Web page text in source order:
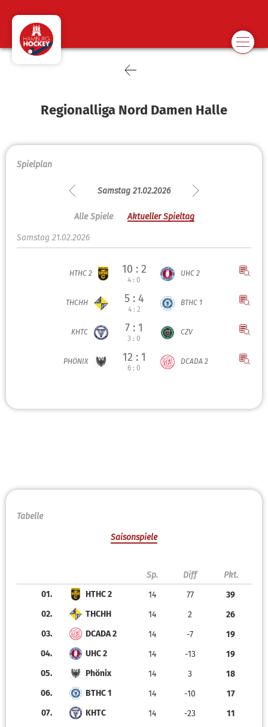
Regionalliga Nord Damen Halle
Spielplan
Samstag 21.02.2026
Alle Spiele Aktueller Spieltag
Samstag 21.02.2026
HTHC 2 10 : 2
4 : 0
UHC 2
THCHH 5 : 4
4 : 2
BTHC 1
KHTC 7 : 1
3 : 0
CZV
PHÖNIX 12 : 1
6 : 0
DCADA 2
Tabelle
Saisonspiele
Sp. Diff
Pkt.
01.
HTHC 2 14 77
39
02.
THCHH 14 2
26
03.
DCADA 2 14 -7
19
04.
UHC 2 14 -13
19
05.
Phönix 14 3
18
06.
BTHC 1 14 -10
17
07.
KHTC 14 -23
11